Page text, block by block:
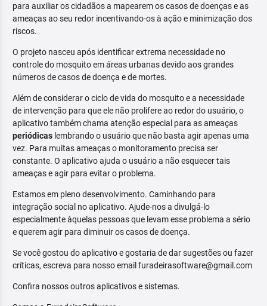
para auxiliar os cidadãos a mapearem os casos de doenças e as
ameaças ao seu redor incentivando-os à ação e minimização dos
riscos.
O projeto nasceu após identificar extrema necessidade no
controle do mosquito em áreas urbanas devido aos grandes
números de casos de doença e de mortes.
Além de considerar o ciclo de vida do mosquito e a necessidade
de intervenção para que ele não prolifere ao redor do usuário, o
aplicativo também chama atenção especial para as ameaças
periódicas lembrando o usuário que não basta agir apenas uma
vez. Para muitas ameaças o monitoramento precisa ser
constante. O aplicativo ajuda o usuário a não esquecer tais
ameaças e agir para evitar o problema.
Estamos em pleno desenvolvimento. Caminhando para
integração social no aplicativo. Ajude-nos a divulgá-lo
especialmente àquelas pessoas que levam esse problema a sério
e querem agir para diminuir os casos de doença.
Se você gostou do aplicativo e gostaria de dar sugestões ou fazer
críticas, escreva para nosso email furadeirasoftware@gmail.com
Confira nossos outros aplicativos e sistemas.